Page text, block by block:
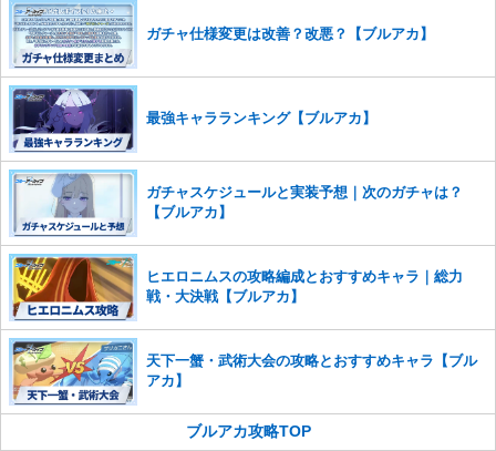
せていただきます。ご了承ください。
※一度削除したコメントは復元ができませんのでご注意くだ
さい。
また、過度な利用規約の違反や、弊社に損害の及ぶ内容の書き込みがあ
った場合は、法的措置をとらせていただく場合もございますので、あら
かじめご理解くださいませ。
ガチャ仕様変更は改善？改悪？【ブルアカ】
最強キャラランキング【ブルアカ】
ガチャスケジュールと実装予想｜次のガチャは？
【ブルアカ】
ヒエロニムスの攻略編成とおすすめキャラ｜総力
戦・大決戦【ブルアカ】
天下一蟹・武術大会の攻略とおすすめキャラ【ブル
アカ】
ブルアカ攻略TOP